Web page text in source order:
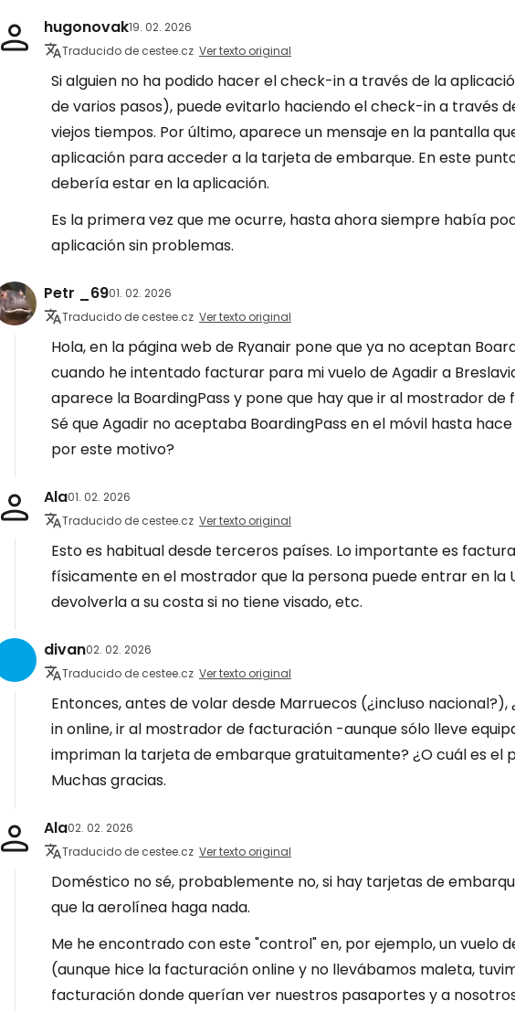
hugonovak19. 02. 2026
Traducido de cestee.cz Ver texto original
Si alguien no ha podido hacer el check-in a través de la
de varios pasos), puede evitarlo haciendo el check-in a través
viejos tiempos. Por último, aparece un mensaje en la pantalla
aplicación para acceder a la tarjeta de embarque. En este
debería estar en la aplicación.
Es la primera vez que me ocurre, hasta ahora siempre había
aplicación sin problemas.
Petr _6901. 02. 2026
Traducido de cestee.cz Ver texto original
Hola, en la página web de Ryanair pone que ya no aceptan
cuando he intentado facturar para mi vuelo de Agadir a
aparece la BoardingPass y pone que hay que ir al mostrador
Sé que Agadir no aceptaba BoardingPass en el móvil hasta
por este motivo?
Ala01. 02. 2026
Traducido de cestee.cz Ver texto original
Esto es habitual desde terceros países. Lo importante es
físicamente en el mostrador que la persona puede entrar en la
devolverla a su costa si no tiene visado, etc.
divan02. 02. 2026
Traducido de cestee.cz Ver texto original
Entonces, antes de volar desde Marruecos (¿incluso
in online, ir al mostrador de facturación -aunque sólo lleve
impriman la tarjeta de embarque gratuitamente? ¿O cuál es el
Muchas gracias.
Ala02. 02. 2026
Traducido de cestee.cz Ver texto original
Doméstico no sé, probablemente no, si hay tarjetas de
que la aerolínea haga nada.
Me he encontrado con este "control" en, por ejemplo, un vuelo
(aunque hice la facturación online y no llevábamos maleta,
facturación donde querían ver nuestros pasaportes y a